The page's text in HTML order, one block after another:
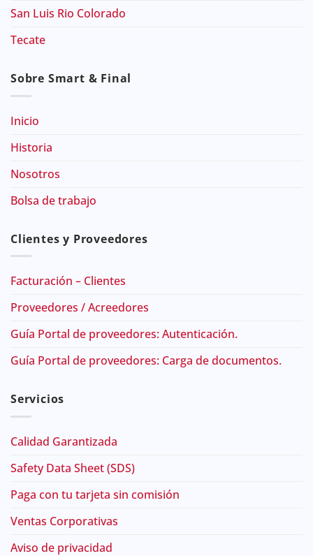
San Luis Rio Colorado
Tecate
Sobre Smart & Final
Inicio
Historia
Nosotros
Bolsa de trabajo
Clientes y Proveedores
Facturación – Clientes
Proveedores / Acreedores
Guía Portal de proveedores: Autenticación.
Guía Portal de proveedores: Carga de documentos.
Servicios
Calidad Garantizada
Safety Data Sheet (SDS)
Paga con tu tarjeta sin comisión
Ventas Corporativas
Aviso de privacidad